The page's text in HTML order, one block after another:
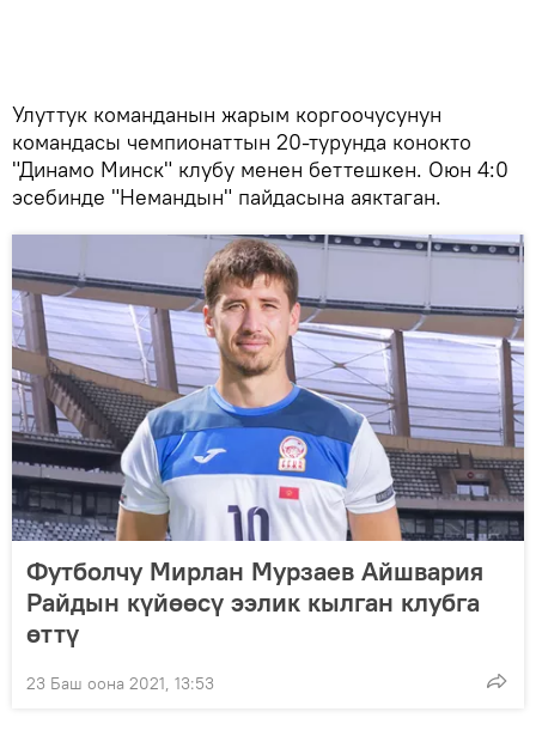
Улуттук команданын жарым коргоочусунун
командасы чемпионаттын 20-турунда конокто
"Динамо Минск" клубу менен беттешкен. Оюн 4:0
эсебинде "Немандын" пайдасына аяктаган.
Футболчу Мирлан Мурзаев Айшвария
Райдын күйөөсү ээлик кылган клубга
өттү
23 Баш оона 2021, 13:53